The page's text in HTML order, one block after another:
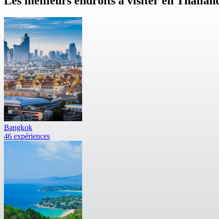
Bangkok
46 expériences